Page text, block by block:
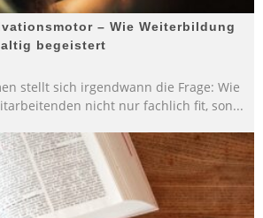
– Wie Weiterbildung
begeistert
stellt sich irgendwann die Frage: Wie
nicht nur fachlich fit, son...